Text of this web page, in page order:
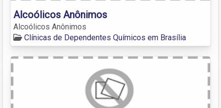
Alcoólicos Anônimos
Alcoólicos Anônimos
Clínicas de Dependentes Químicos em Brasília